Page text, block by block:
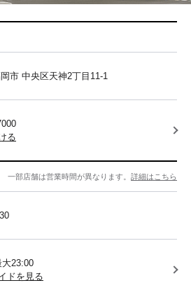
市 中央区天神2丁目11-1
る
一部店舗は営業時間が異なります。 詳細はこちら
大23:00
ドを見る